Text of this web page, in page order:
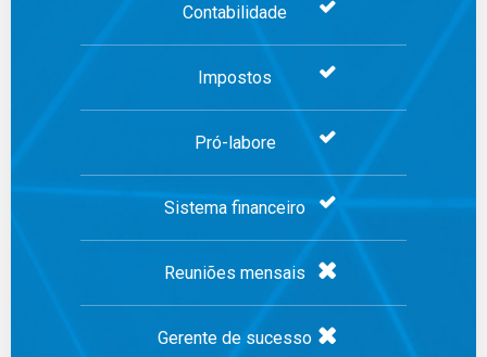
Contabilidade
Impostos
Pró-labore
Sistema financeiro
Reuniões mensais
Gerente de sucesso